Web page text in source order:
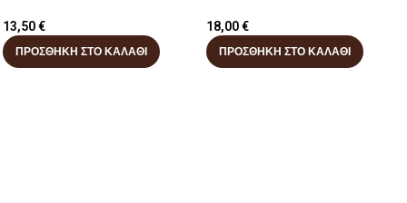
13,50€
ΠΡΟΣΘΉΚΗ ΣΤΟ ΚΑΛΆΘΙ
18,00€
ΠΡΟΣΘΉΚΗ ΣΤΟ ΚΑΛΆΘΙ